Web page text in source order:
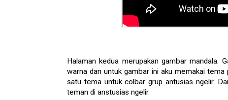
Halaman kedua merupakan gambar mandala.
warna dan untuk gambar ini aku memakai
satu tema untuk colbar grup antusias ngelir.
teman di anstusias ngelir.